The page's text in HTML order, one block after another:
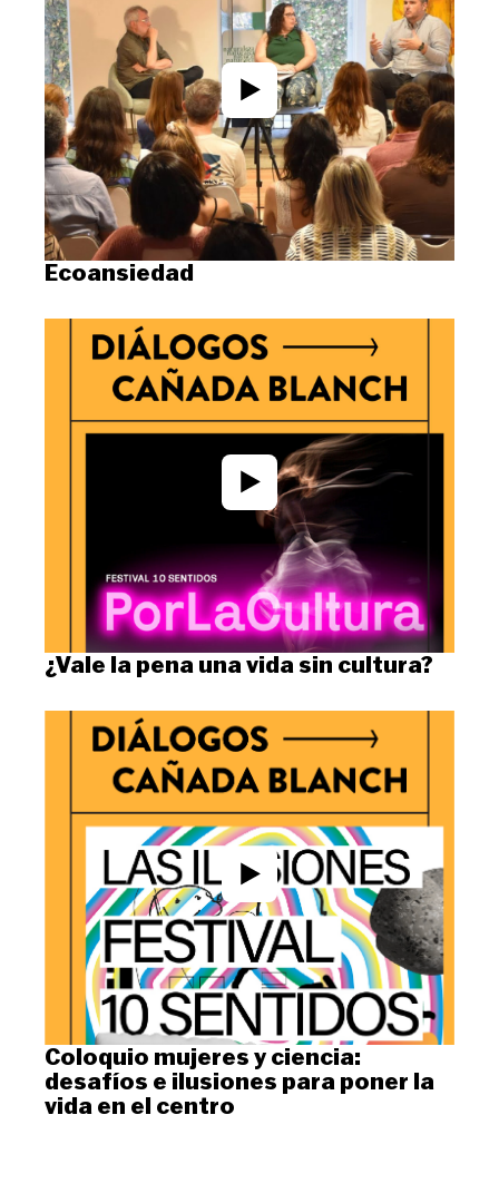
Ecoansiedad
¿Vale la pena una vida sin cultura?
Coloquio mujeres y ciencia:
desafíos e ilusiones para poner la
vida en el centro